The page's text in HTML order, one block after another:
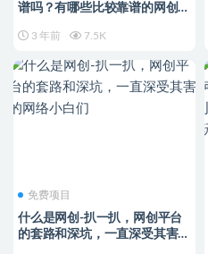
谱吗？有哪些比较靠谱的网创方
3 年前 7.5K
免费项目
什么是网创-扒一扒，网创平台
的套路和深坑，一直深受其害的